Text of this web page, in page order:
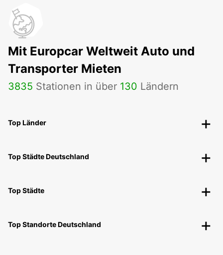
Mit Europcar Weltweit Auto und
Transporter Mieten
3835 Stationen in über 130 Ländern
Top Länder
Top Städte Deutschland
Top Städte
Top Standorte Deutschland